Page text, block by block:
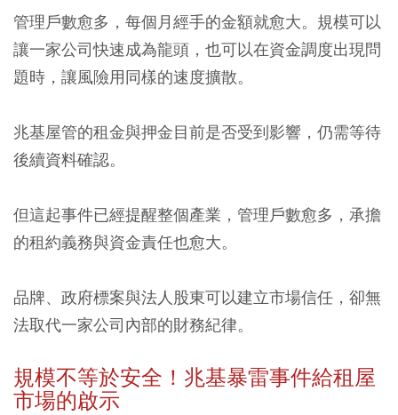
管理戶數愈多，每個月經手的金額就愈大。規模可以
讓一家公司快速成為龍頭，也可以在資金調度出現問
題時，讓風險用同樣的速度擴散。
兆基屋管的租金與押金目前是否受到影響，仍需等待
後續資料確認。
但這起事件已經提醒整個產業，管理戶數愈多，承擔
的租約義務與資金責任也愈大。
品牌、政府標案與法人股東可以建立市場信任，卻無
法取代一家公司內部的財務紀律。
規模不等於安全！兆基暴雷事件給租屋
市場的啟示